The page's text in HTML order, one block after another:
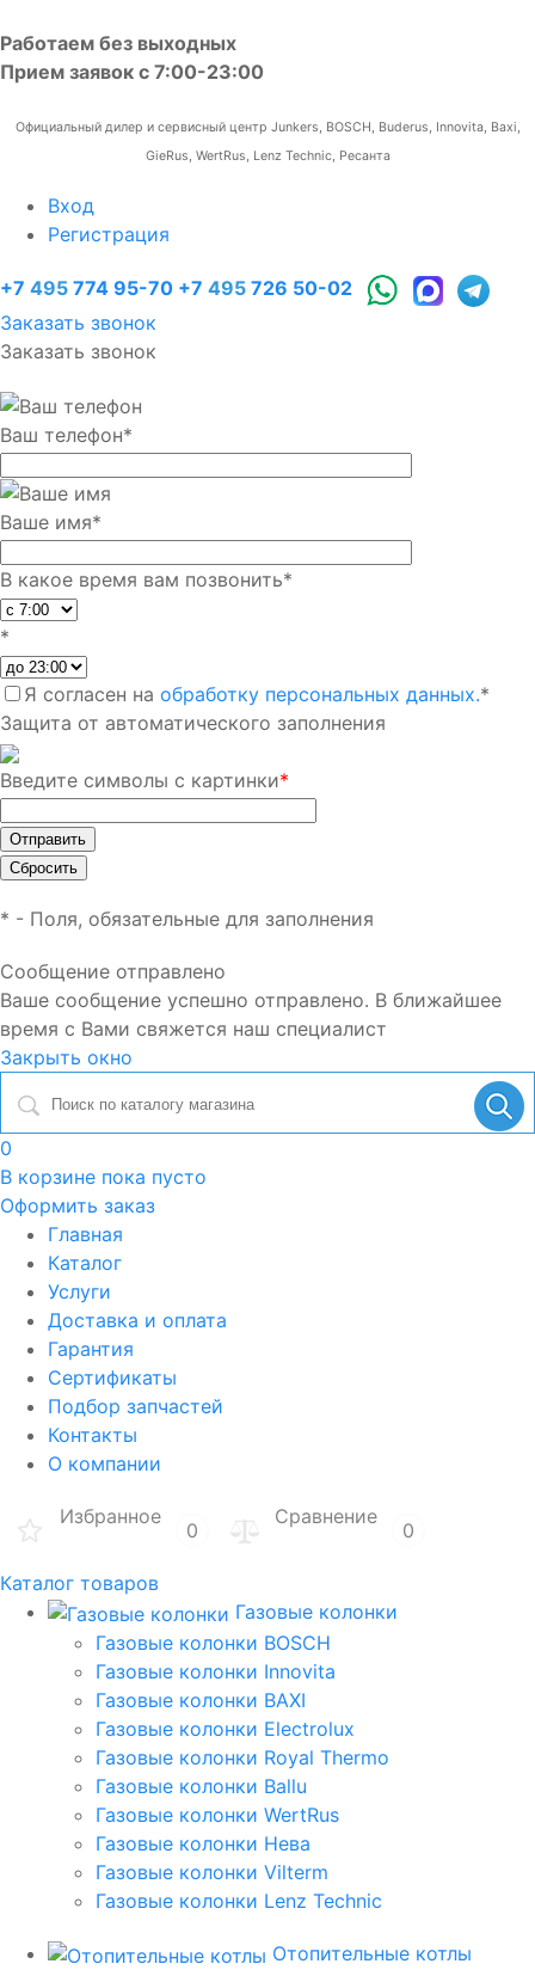
Работаем без выходных
Прием заявок с 7:00-23:00
Официальный дилер и сервисный центр Junkers, BOSCH, Buderus, Innovita, Baxi,
GieRus, WertRus, Lenz Technic, Ресанта
Вход
Регистрация
+7 495 774 95-70 +7 495 726 50-02
Заказать звонок
Заказать звонок
Ваш телефон*
Ваше имя*
В какое время вам позвонить*
*
Я согласен на обработку персональных данных.*
Защита от автоматического заполнения
Введите символы с картинки*
* - Поля, обязательные для заполнения
Сообщение отправлено
Ваше сообщение успешно отправлено. В ближайшее
время с Вами свяжется наш специалист
Закрыть окно
0
В корзине пока пусто
Оформить заказ
Главная
Каталог
Услуги
Доставка и оплата
Гарантия
Сертификаты
Подбор запчастей
Контакты
О компании
Избранное
0
Сравнение
0
Каталог товаров
Газовые колонки
Газовые колонки BOSCH
Газовые колонки Innovita
Газовые колонки BAXI
Газовые колонки Electrolux
Газовые колонки Royal Thermo
Газовые колонки Ballu
Газовые колонки WertRus
Газовые колонки Нева
Газовые колонки Vilterm
Газовые колонки Lenz Technic
Отопительные котлы